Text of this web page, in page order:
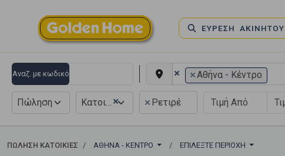
ΕΥΡΕΣΗ ΑΚΙΝΗΤΟΥ
Αναζ. με κωδικό × ×Αθήνα - Κέντρο
Πώληση ×
Κατοικία × Ρετιρέ
ΠΏΛΗΣΗ ΚΑΤΟΙΚΊΕΣ ΑΘΉΝΑ - ΚΈΝΤΡΟ ΕΠΙΛΈΞΤΕ ΠΕΡΙΟΧΉ